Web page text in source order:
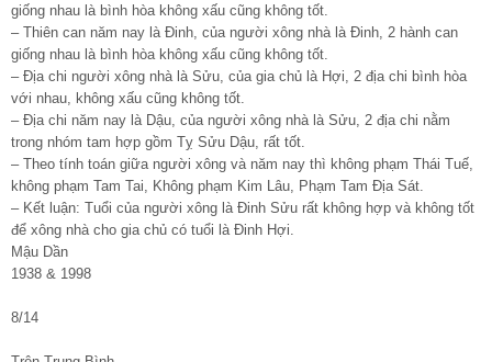
giống nhau là bình hòa không xấu cũng không tốt.
– Thiên can năm nay là Đinh, của người xông nhà là Đinh, 2 hành can
giống nhau là bình hòa không xấu cũng không tốt.
– Địa chi người xông nhà là Sửu, của gia chủ là Hợi, 2 địa chi bình hòa
với nhau, không xấu cũng không tốt.
– Địa chi năm nay là Dậu, của người xông nhà là Sửu, 2 địa chi nằm
trong nhóm tam hợp gồm Tỵ Sửu Dậu, rất tốt.
– Theo tính toán giữa người xông và năm nay thì không phạm Thái Tuế,
không phạm Tam Tai, Không phạm Kim Lâu, Phạm Tam Địa Sát.
– Kết luận: Tuổi của người xông là Đinh Sửu rất không hợp và không tốt
để xông nhà cho gia chủ có tuổi là Đinh Hợi.
Mậu Dần
1938 & 1998
8/14